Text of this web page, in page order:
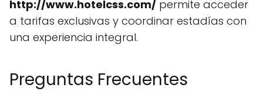
http://www.hotelcss.com/ permite acceder
a tarifas exclusivas y coordinar estadías con
una experiencia integral.
Preguntas Frecuentes